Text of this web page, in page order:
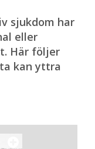
sjukdom har
eller
Här följer
kan yttra